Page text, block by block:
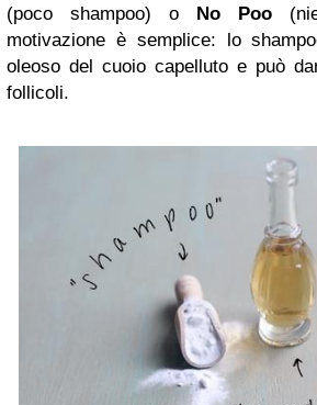
(poco shampoo) o
No Poo
motivazione è semplice: lo
oleoso del cuoio capelluto e può
follicoli.